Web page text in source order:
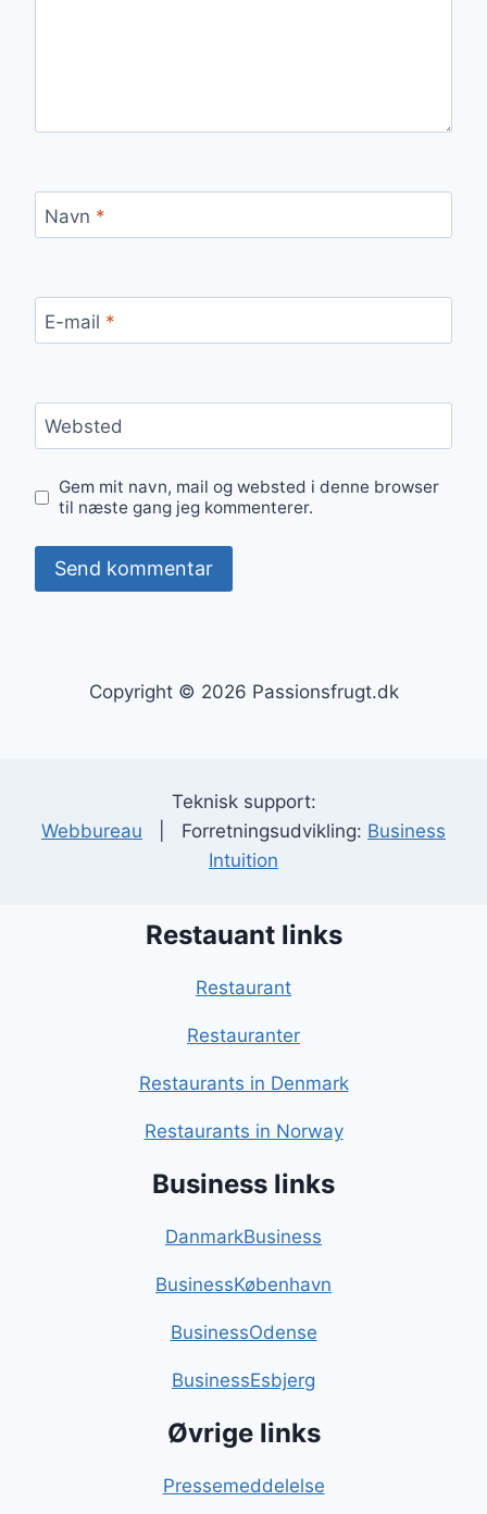
Navn *
E-mail *
Websted
Gem mit navn, mail og websted i denne browser
til næste gang jeg kommenterer.
Copyright © 2026 Passionsfrugt.dk
Teknisk support:
Webbureau | Forretningsudvikling: Business
Intuition
Restauant links
Restaurant
Restauranter
Restaurants in Denmark
Restaurants in Norway
Business links
DanmarkBusiness
BusinessKøbenhavn
BusinessOdense
BusinessEsbjerg
Øvrige links
Pressemeddelelse